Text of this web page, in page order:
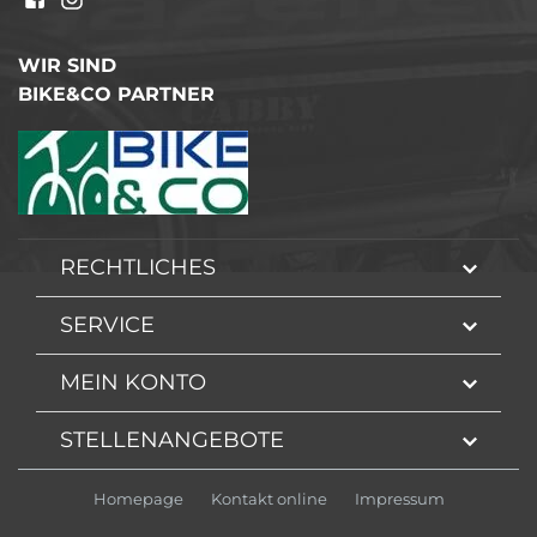
WIR SIND
BIKE&CO PARTNER
RECHTLICHES
SERVICE
MEIN KONTO
STELLENANGEBOTE
Homepage Kontakt online Impressum